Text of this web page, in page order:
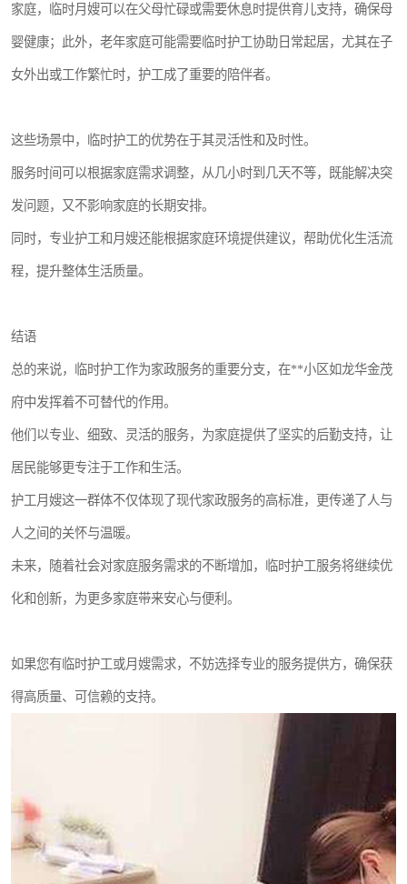
家庭，临时月嫂可以在父母忙碌或需要休息时提供育儿支持，确保母
婴健康；此外，老年家庭可能需要临时护工协助日常起居，尤其在子
女外出或工作繁忙时，护工成了重要的陪伴者。
这些场景中，临时护工的优势在于其灵活性和及时性。
服务时间可以根据家庭需求调整，从几小时到几天不等，既能解决突
发问题，又不影响家庭的长期安排。
同时，专业护工和月嫂还能根据家庭环境提供建议，帮助优化生活流
程，提升整体生活质量。
结语
总的来说，临时护工作为家政服务的重要分支，在**小区如龙华金茂
府中发挥着不可替代的作用。
他们以专业、细致、灵活的服务，为家庭提供了坚实的后勤支持，让
居民能够更专注于工作和生活。
护工月嫂这一群体不仅体现了现代家政服务的高标准，更传递了人与
人之间的关怀与温暖。
未来，随着社会对家庭服务需求的不断增加，临时护工服务将继续优
化和创新，为更多家庭带来安心与便利。
如果您有临时护工或月嫂需求，不妨选择专业的服务提供方，确保获
得高质量、可信赖的支持。